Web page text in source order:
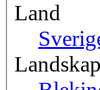
Land
Landskap